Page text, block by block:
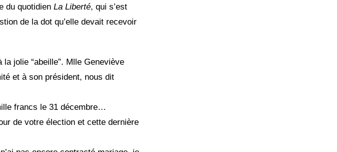
du quotidien La Liberté, qui s’est
de la dot qu’elle devait recevoir
jolie “abeille”. Mlle Geneviève
et à son président, nous dit
francs le 31 décembre…
de votre élection et cette dernière